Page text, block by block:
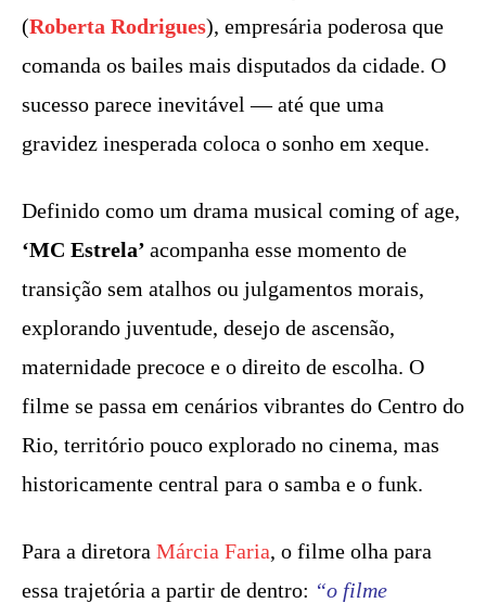
(Roberta Rodrigues), empresária poderosa que
comanda os bailes mais disputados da cidade. O
sucesso parece inevitável — até que uma
gravidez inesperada coloca o sonho em xeque.
Definido como um drama musical coming of age,
‘MC Estrela’ acompanha esse momento de
transição sem atalhos ou julgamentos morais,
explorando juventude, desejo de ascensão,
maternidade precoce e o direito de escolha. O
filme se passa em cenários vibrantes do Centro do
Rio, território pouco explorado no cinema, mas
historicamente central para o samba e o funk.
Para a diretora Márcia Faria, o filme olha para
essa trajetória a partir de dentro: “o filme